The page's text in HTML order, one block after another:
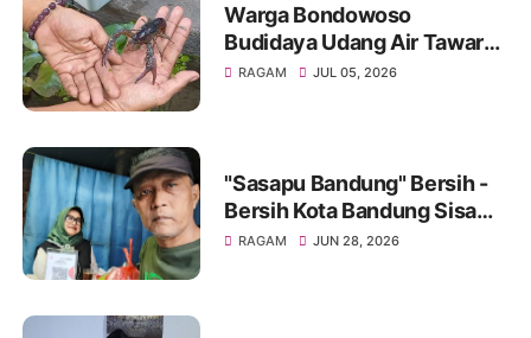
Warga Bondowoso
Budidaya Udang Air Tawar
Hasilkan Cuan Yang Luar
RAGAM JUL 05, 2026
"Sasapu Bandung" Bersih -
Bersih Kota Bandung Sisa
Bongkaran Bangunan Liar
RAGAM JUN 28, 2026